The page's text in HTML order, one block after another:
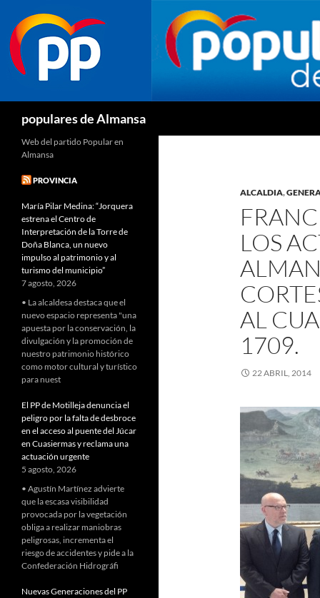
populares de Almansa
ALCALDIA,
LOS
AL
1709.
22 ABRIL, 2014
Web del partido Popular en
Almansa
PROVINCIA
María Pilar Medina: “Jorquera
estrena el Centro de
Interpretación de la Torre de
Doña Blanca, un nuevo
impulso al patrimonio y al
turismo del municipio”
7 agosto, 2026
• La alcaldesa destaca que el
nuevo espacio representa "una
apuesta por la conservación, la
divulgación y la promoción de
nuestro patrimonio histórico
como motor cultural y turístico
para nuest
El PP de Motilleja denuncia el
peligro por la falta de desbroce
en el acceso al puente del Júcar
en Cuasiermas y reclama una
actuación urgente
5 agosto, 2026
• Agustín Martínez advierte
que la escasa visibilidad
provocada por la vegetación
obliga a realizar maniobras
peligrosas, incrementa el
riesgo de accidentes y pide a la
Confederación Hidrográfi
Nuevas Generaciones del PP